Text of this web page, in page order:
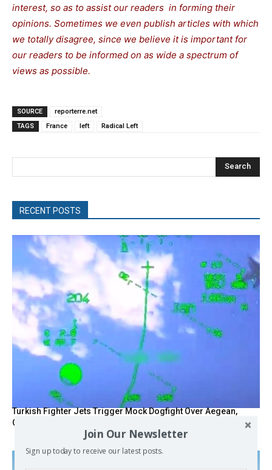
interest, so as to assist our readers in forming their
opinions. Sometimes we even publish articles with which
we totally disagree, since we believe it is important for
our readers to be informed on as wide a spectrum of
views as possible.
SOURCE
reporterre.net
TAGS
France left Radical Left
Search
RECENT POSTS
Turkish Fighter Jets Trigger Mock Dogfight Over Aegean,
Greece Says
Join Our Newsletter
Sign up today to receive our latest posts.